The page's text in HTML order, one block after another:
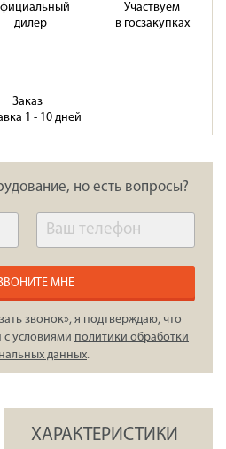
дилер
Участвуем
в госзакупках
Заказ
1 - 10 дней
но есть вопросы?
МНЕ
звонок», я подтверждаю, что
с условиями политики обработки
данных.
ХАРАКТЕРИСТИКИ